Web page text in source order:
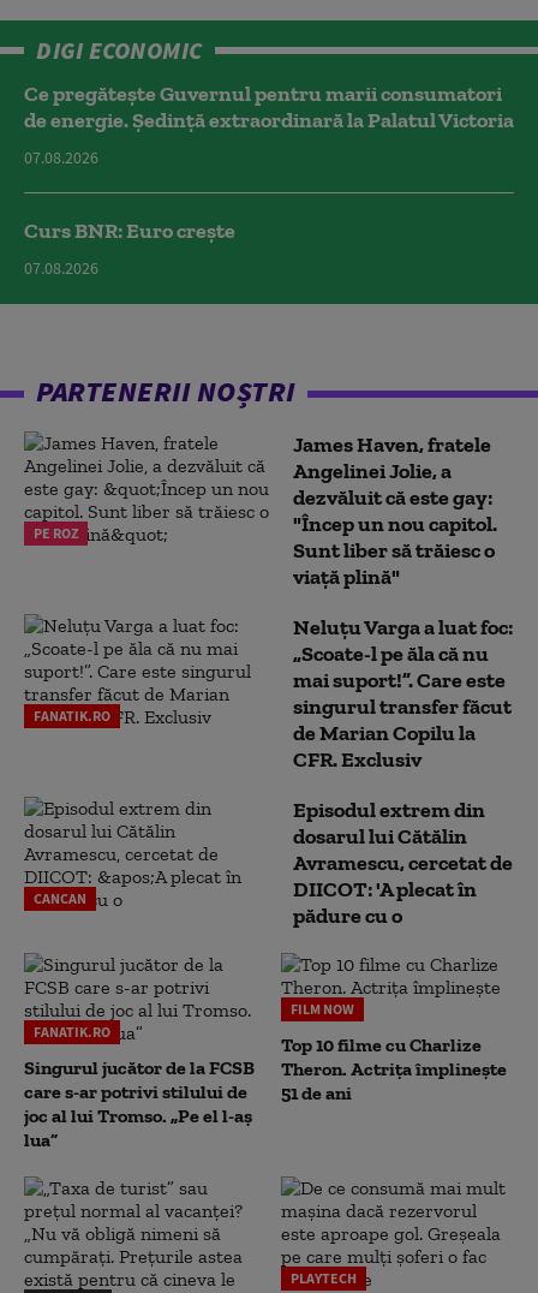
DIGI ECONOMIC
Ce pregătește Guvernul pentru marii consumatori
de energie. Ședință extraordinară la Palatul Victoria
07.08.2026
Curs BNR: Euro crește
07.08.2026
PARTENERII NOȘTRI
PE ROZ
James Haven, fratele
Angelinei Jolie, a
dezvăluit că este gay:
"Încep un nou capitol.
Sunt liber să trăiesc o
viață plină"
FANATIK.RO
Neluțu Varga a luat foc:
„Scoate-l pe ăla că nu
mai suport!”. Care este
singurul transfer făcut
de Marian Copilu la
CFR. Exclusiv
CANCAN
Episodul extrem din
dosarul lui Cătălin
Avramescu, cercetat de
DIICOT: 'A plecat în
pădure cu o
FANATIK.RO
Singurul jucător de la FCSB
care s-ar potrivi stilului de
joc al lui Tromso. „Pe el l-aș
lua”
FILM NOW
Top 10 filme cu Charlize
Theron. Actrița împlinește
51 de ani
PLAYTECH